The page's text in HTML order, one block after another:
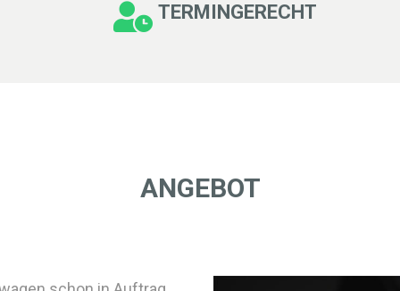
TERMINGERECHT
ANGEBOT